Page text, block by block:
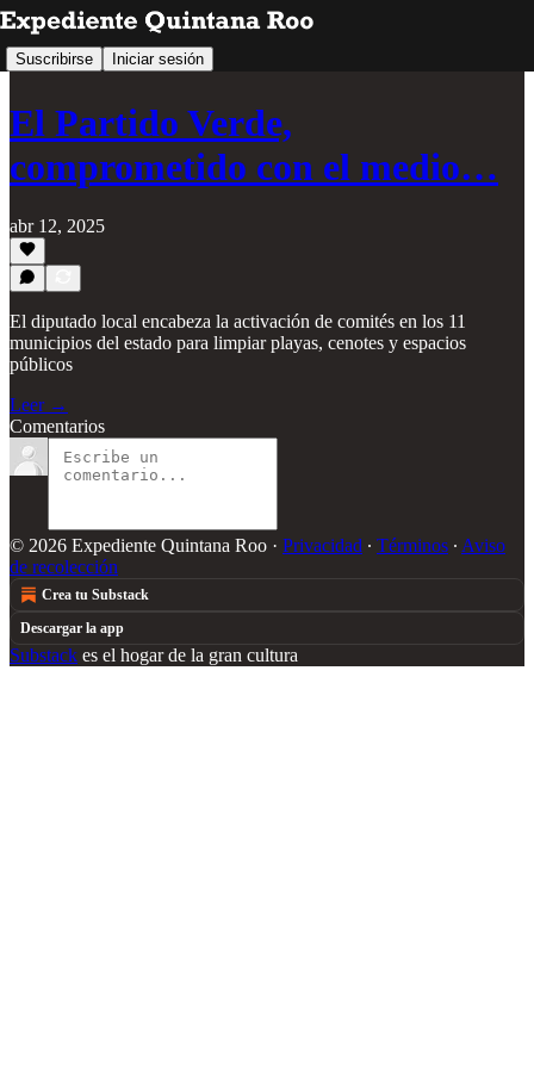
Suscribirse Iniciar sesión
El Partido Verde,
comprometido con el medio…
abr 12, 2025
⁠El diputado local encabeza la activación de comités en los 11
municipios del estado para limpiar playas, cenotes y espacios
públicos
Leer →
Comentarios
© 2026 Expediente Quintana Roo · Privacidad ∙ Términos ∙ Aviso
de recolección
Crea tu Substack
Descargar la app
Substack es el hogar de la gran cultura